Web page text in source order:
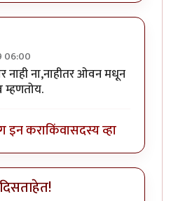
06:00
नाही ना,नाहीतर ओवन मधून
म्हणतोय.
इन कराकिंवासदस्य व्हा